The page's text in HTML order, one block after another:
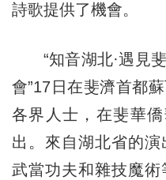
詩歌提供了機會。
“知音湖北·遇見
會”17日在斐濟首都
各界人士，在斐華
出。來自湖北省的演
武當功夫和雜技魔